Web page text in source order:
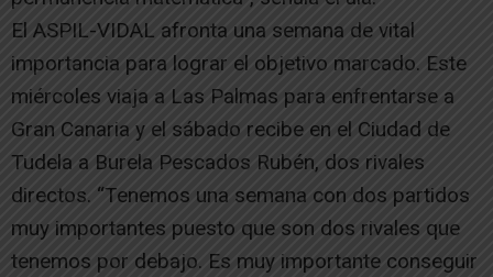
El ASPIL-VIDAL afronta una semana de vital
importancia para lograr el objetivo marcado. Este
miércoles viaja a Las Palmas para enfrentarse a
Gran Canaria y el sábado recibe en el Ciudad de
Tudela a Burela Pescados Rubén, dos rivales
directos. “Tenemos una semana con dos partidos
muy importantes puesto que son dos rivales que
tenemos por debajo. Es muy importante conseguir